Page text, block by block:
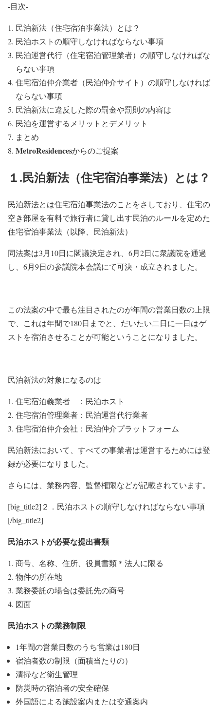
-目次-
民泊新法（住宅宿泊事業法）とは？
民泊ホストの順守しなければならない事項
民泊運営代行（住宅宿泊管理業者）の順守しなければな
らない事項
住宅宿泊仲介業者（民泊仲介サイト）の順守しなければ
ならない事項
民泊新法に違反した際の罰金や罰則の内容は
民泊を運営するメリットとデメリット
まとめ
MetroResidencesからのご提案
１.民泊新法（住宅宿泊事業法）とは？
民泊新法とは住宅宿泊事業法のことをさしており、住宅の
空き部屋を有料で旅行者に貸し出す民泊のルールを定めた
住宅宿泊事業法（以降、民泊新法）
同法案は3月10日に閣議決定され、6月2日に衆議院を通過
し、6月9日の参議院本会議にて可決・成立されました。
この法案の中で最も注目されたのが年間の営業日数の上限
で、これは年間で180日までと、だいたい二日に一日はゲ
ストを宿泊させることが可能ということになりました。
民泊新法の対象になるのは
住宅宿泊義業者 ：民泊ホスト
住宅宿泊管理業者：民泊運営代行業者
住宅宿泊仲介会社：民泊仲介プラットフォーム
民泊新法において、すべての事業者は運営するためには登
録が必要になりました。
さらには、業務内容、監督権限などが記載されています。
[big_title2]２．民泊ホストの順守しなければならない事項
[/big_title2]
民泊ホストが必要な提出書類
商号、名称、住所、役員書類＊法人に限る
物件の所在地
業務委託の場合は委託先の商号
図面
民泊ホストの業務制限
1年間の営業日数のうち営業は180日
宿泊者数の制限（面積当たりの）
清掃など衛生管理
防災時の宿泊者の安全確保
外国語による施設案内または交通案内